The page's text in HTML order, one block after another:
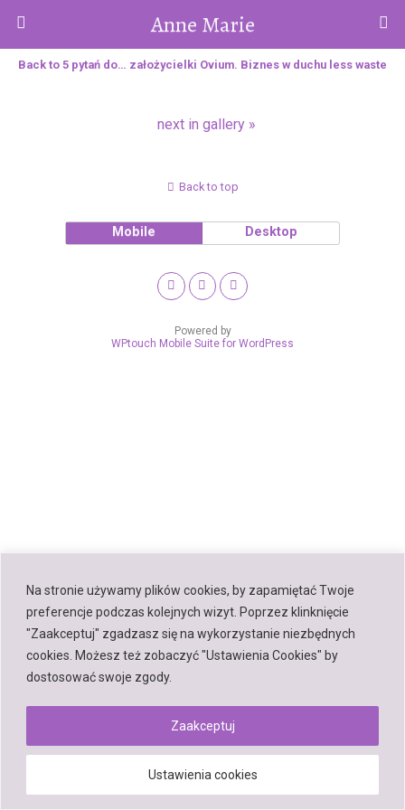
Na stronie używamy plików cookies, by zapamiętać Twoje
preferencje podczas kolejnych wizyt. Poprzez klinknięcie
"Zaakceptuj" zgadzasz się na wykorzystanie niezbędnych
cookies. Możesz też zobaczyć "Ustawienia Cookies" by
dostosować swoje zgody.
Ustawienia cookies
Zaakceptuj
Anne Marie
Back to 5 pytań do… założycielki Ovium. Biznes w duchu less waste
next in gallery »
Back to top
Mobile Desktop
Powered by
WPtouch Mobile Suite for WordPress